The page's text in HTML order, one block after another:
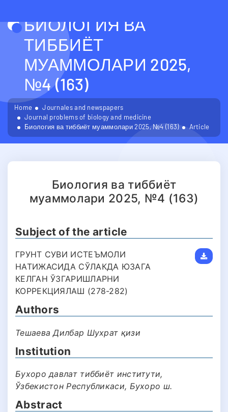
БИОЛОГИЯ ВА
ТИББИЁТ
МУАММОЛАРИ 2025,
№4 (163)
Home
Journales and newspapers
Journal problems of biology and medicine
Биология ва тиббиёт муаммолари 2025, №4 (163)
Article
Биология ва тиббиёт
муаммолари 2025, №4 (163)
Subject of the article
ГРУНТ СУВИ ИСТЕЪМОЛИ
НАТИЖАСИДА СЎЛАКДА ЮЗАГА
КЕЛГАН ЎЗГАРИШЛАРНИ
КОРРЕКЦИЯЛАШ (278-282)
Authors
Тешаева Дилбар Шухрат қизи
Institution
Бухоро давлат тиббиёт институти,
Ўзбекистон Республикаси, Бухоро ш.
Abstract